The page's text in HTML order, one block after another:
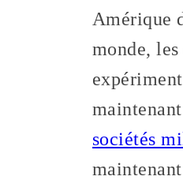
Amérique
monde,
sociétés